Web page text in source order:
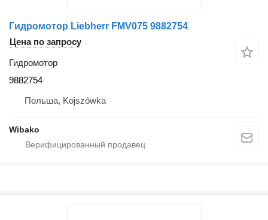
Гидромотор Liebherr FMV075 9882754
Цена по запросу
Гидромотор
9882754
Польша, Kojszówka
Wibako